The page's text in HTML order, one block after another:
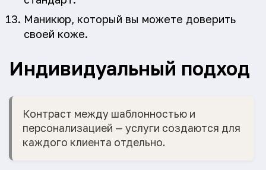
Маникюр, который вы можете доверить
своей коже.
Индивидуальный подход
Контраст между шаблонностью и
персонализацией — услуги создаются для
каждого клиента отдельно.